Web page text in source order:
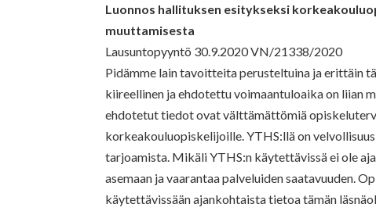
Luonnos hallituksen esitykseksi
muuttamisesta
Lausuntopyyntö 30.9.2020 VN/21338/2020
Pidämme lain tavoitteita perusteltuina ja erittäin
kiireellinen ja ehdotettu voimaantuloaika on liian
ehdotetut tiedot ovat välttämättömiä
korkeakouluopiskelijoille. YTHS:llä on
tarjoamista. Mikäli YTHS:n käytettävissä ei ole
asemaan ja vaarantaa palveluiden saatavuuden.
käytettävissään ajankohtaista tietoa tämän